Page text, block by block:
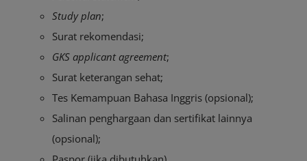
Study plan;
Surat rekomendasi;
GKS applicant agreement;
Surat keterangan sehat;
Tes Kemampuan Bahasa Inggris (opsional);
Salinan penghargaan dan sertifikat lainnya
(opsional);